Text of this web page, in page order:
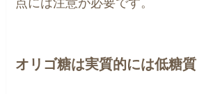
オリゴ糖は実質的には低糖質